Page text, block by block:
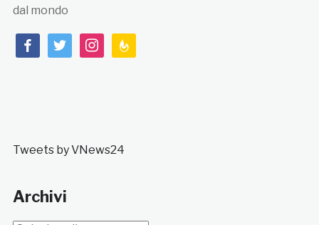
dal mondo
facebooktwitterinstagramfeedburner
Tweets by VNews24
Archivi